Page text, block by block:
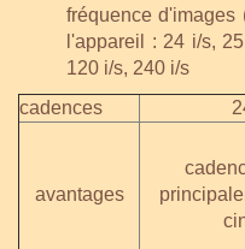
fréquence
l'appareil : 24 i/s,
120 i/s, 240 i/s
cadences
avantages